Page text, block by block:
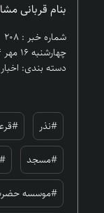
بنام قربانی
شماره خبر : ۲۰۸
چهارشنبه ۱۶ مهر ۱۴۰۴
دسته بندی: اخبار
#نذر
#مسجد
#موسسه